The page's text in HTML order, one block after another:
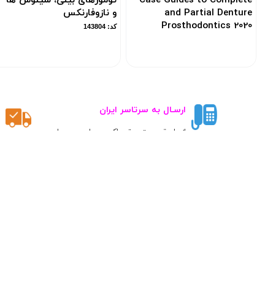
and Partial Denture
Prosthodontics 2020
و نازوفارنکس
کد: 143804
ارسـال به سرتاسر ایران
از طریق پست ، تــیپاکس ، باربــری و یا